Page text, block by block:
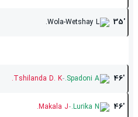
35'
Wola-Wetshay L.
46'
Spadoni A.
-
Tshilanda D. K.
46'
Lurika N.
-
Makala J.